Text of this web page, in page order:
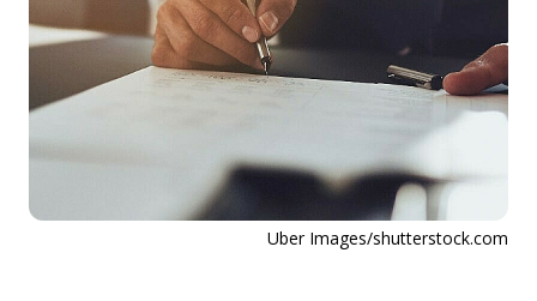
Uber Images/shutterstock.com